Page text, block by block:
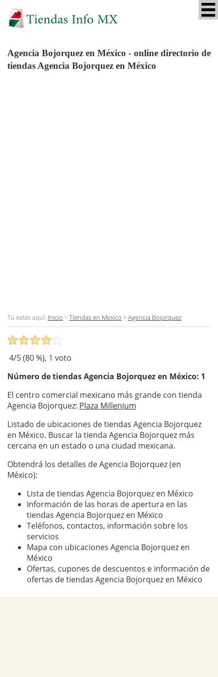
Agencia Bojorquez en México - online directorio de
tiendas Agencia Bojorquez en México
Tú estás aquí: Inicio >Tiendas en Mexico >Agencia Bojorquez
4/5 (80%), 1 voto
Número de tiendasAgencia Bojorquezen México: 1
El centro comercial mexicano más grande con tienda
Agencia Bojorquez: Plaza Millenium
Listado de ubicaciones de tiendas Agencia Bojorquez
en México. Buscar la tienda Agencia Bojorquez más
cercana en un estado o una ciudad mexicana.
Obtendrá los detalles de Agencia Bojorquez (en
México):
Lista de tiendas Agencia Bojorquez en México
Información de las horas de apertura en las
tiendas Agencia Bojorquez en México
Teléfonos, contactos, información sobre los
servicios
Mapa con ubicaciones Agencia Bojorquez en
México
Ofertas, cupones de descuentos e información de
ofertas de tiendas Agencia Bojorquez en México